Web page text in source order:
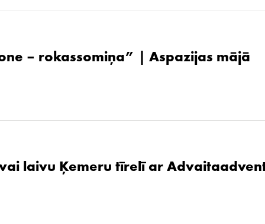
– rokassomiņa” | Aspazijas mājā
laivu Ķemeru tīrelī ar